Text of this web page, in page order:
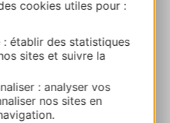
cookies utiles pour :
: établir des statistiques
sites et suivre la
: analyser vos
nos sites en